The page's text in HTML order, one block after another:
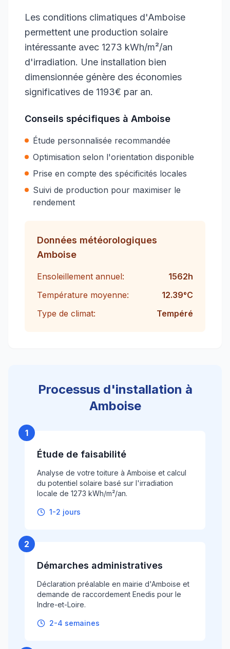
Les conditions climatiques d'Amboise
permettent une production solaire
intéressante avec 1273 kWh/m²/an
d'irradiation. Une installation bien
dimensionnée génère des économies
significatives de 1193€ par an.
Conseils spécifiques à Amboise
Étude personnalisée recommandée
Optimisation selon l'orientation disponible
Prise en compte des spécificités locales
Suivi de production pour maximiser le
rendement
Données météorologiques
Amboise
Ensoleillement annuel: 1562h
Température moyenne:
12.39°C
Type de climat:
Tempéré
Processus d'installation à
Amboise
1
Étude de faisabilité
Analyse de votre toiture à Amboise et calcul
du potentiel solaire basé sur l'irradiation
locale de 1273 kWh/m²/an.
1-2 jours
2
Démarches administratives
Déclaration préalable en mairie d'Amboise et
demande de raccordement Enedis pour le
Indre-et-Loire.
2-4 semaines